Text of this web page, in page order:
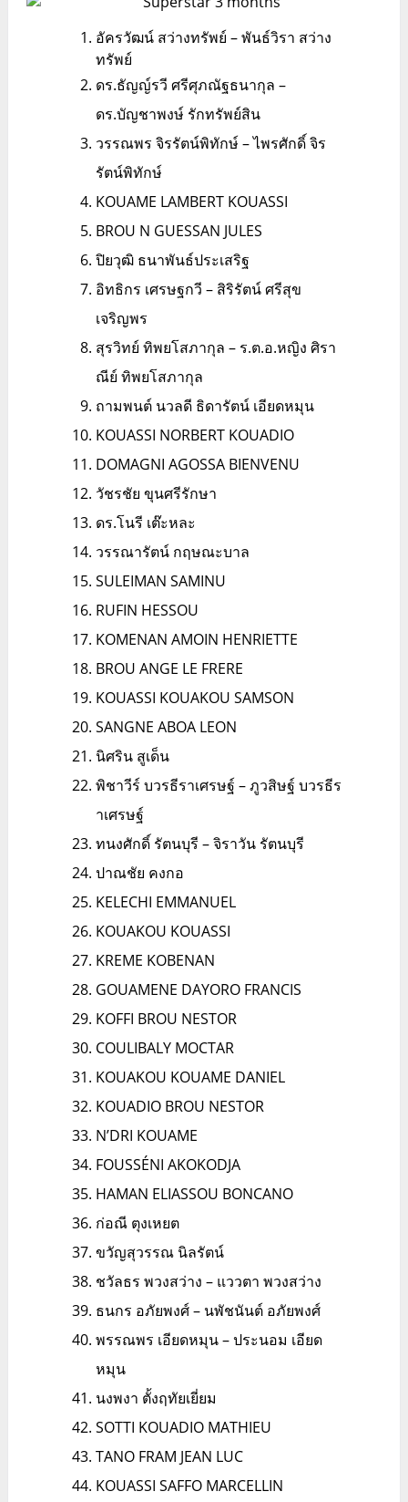
อัครวัฒน์ สว่างทรัพย์ – พันธ์วิรา สว่าง
ทรัพย์
ดร.ธัญญ์รวี ศรีศุภณัฐธนากุล –
ดร.บัญชาพงษ์ รักทรัพย์สิน
วรรณพร จิรรัตน์พิทักษ์ – ไพรศักดิ์ จิร
รัตน์พิทักษ์
KOUAME LAMBERT KOUASSI
BROU N GUESSAN JULES
ปิยวุฒิ ธนาพันธ์ประเสริฐ
อิทธิกร เศรษฐกวี – สิริรัตน์ ศรีสุข
เจริญพร
สุรวิทย์ ทิพยโสภากุล – ร.ต.อ.หญิง ศิรา
ณีย์ ทิพยโสภากุล
ถามพนต์ นวลดี ธิดารัตน์ เอียดหมุน
KOUASSI NORBERT KOUADIO
DOMAGNI AGOSSA BIENVENU
วัชรชัย ขุนศรีรักษา
ดร.โนรี เต๊ะหละ
วรรณารัตน์ กฤษณะบาล
SULEIMAN SAMINU
RUFIN HESSOU
KOMENAN AMOIN HENRIETTE
BROU ANGE LE FRERE
KOUASSI KOUAKOU SAMSON
SANGNE ABOA LEON
นิศริน สูเด็น
พิชาวีร์ บวรธีราเศรษฐ์ – ภูวสิษฐ์ บวรธีร
าเศรษฐ์
ทนงศักดิ์ รัตนบุรี – จิราวัน รัตนบุรี
ปาณชัย คงกอ
KELECHI EMMANUEL
KOUAKOU KOUASSI
KREME KOBENAN
GOUAMENE DAYORO FRANCIS
KOFFI BROU NESTOR
COULIBALY MOCTAR
KOUAKOU KOUAME DANIEL
KOUADIO BROU NESTOR
N’DRI KOUAME
FOUSSÉNI AKOKODJA
HAMAN ELIASSOU BONCANO
ก่อณี ตุงเหยต
ขวัญสุวรรณ นิลรัตน์
ชวัลธร พวงสว่าง – แววตา พวงสว่าง
ธนกร อภัยพงศ์ – นพัชนันต์ อภัยพงศ์
พรรณพร เอียดหมุน – ประนอม เอียด
หมุน
นงพงา ตั้งฤทัยเยี่ยม
SOTTI KOUADIO MATHIEU
TANO FRAM JEAN LUC
KOUASSI SAFFO MARCELLIN